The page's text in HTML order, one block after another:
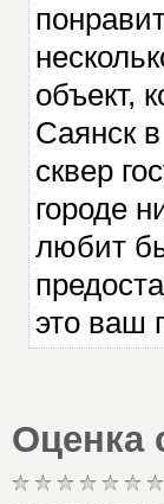
объект,
Саянск
сквер
городе
любит
это ваш
Оценка